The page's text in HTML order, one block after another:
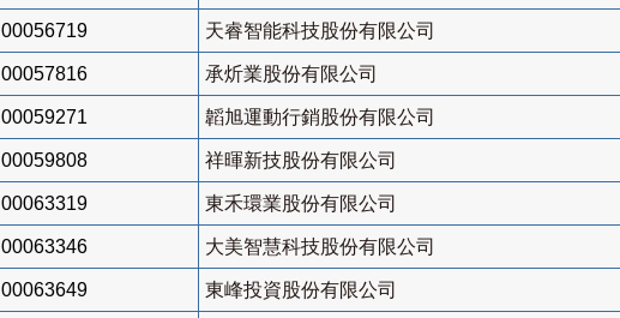
00056719 天睿智能科技股份有限公司
00057816 承炘業股份有限公司
00059271 韜旭運動行銷股份有限公司
00059808 祥暉新技股份有限公司
00063319 東禾環業股份有限公司
00063346 大美智慧科技股份有限公司
00063649 東峰投資股份有限公司